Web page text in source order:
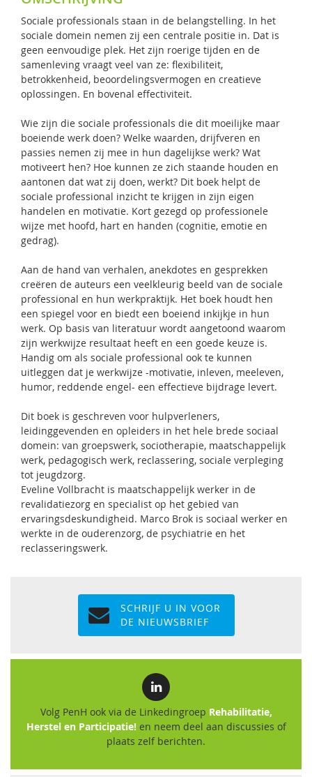
Sociale professionals staan in de belangstelling. In het
sociale domein nemen zij een centrale positie in. Dat is
geen eenvoudige plek. Het zijn roerige tijden en de
samenleving vraagt veel van ze: flexibiliteit,
betrokkenheid, beoordelingsvermogen en creatieve
oplossingen. En bovenal effectiviteit.
Wie zijn die sociale professionals die dit moeilijke maar
boeiende werk doen? Welke waarden, drijfveren en
passies nemen zij mee in hun dagelijkse werk? Wat
motiveert hen? Hoe kunnen ze zich staande houden en
aantonen dat wat zij doen, werkt? Dit boek helpt de
sociale professional inzicht te krijgen in zijn eigen
handelen en motivatie. Kort gezegd op professionele
wijze met hoofd, hart en handen (cognitie, emotie en
gedrag).
Aan de hand van verhalen, anekdotes en gesprekken
creëren de auteurs een veelkleurig beeld van de sociale
professional en hun werkpraktijk. Het boek houdt hen
een spiegel voor en biedt een boeiend inkijkje in hun
werk. Op basis van literatuur wordt aangetoond waarom
zijn werkwijze resultaat heeft en een goede keuze is.
Handig om als sociale professional ook te kunnen
uitleggen dat je werkwijze -motivatie, inleven, meeleven,
humor, reddende engel- een effectieve bijdrage levert.
Dit boek is geschreven voor hulpverleners,
leidinggevenden en opleiders in het hele brede sociaal
domein: van groepswerk, sociotherapie, maatschappelijk
werk, pedagogisch werk, reclassering, sociale verpleging
tot jeugdzorg.
Eveline Vollbracht is maatschappelijk werker in de
revalidatiezorg en specialist op het gebied van
ervaringsdeskundigheid. Marco Brok is sociaal werker en
werkte in de ouderenzorg, de psychiatrie en het
reclasseringswerk.
SCHRIJF U IN VOOR
DE NIEUWSBRIEF
Volg PenH ook via de Linkedingroep Rehabilitatie,
Herstel en Participatie!en neem deel aan discussies of
plaats zelf berichten.